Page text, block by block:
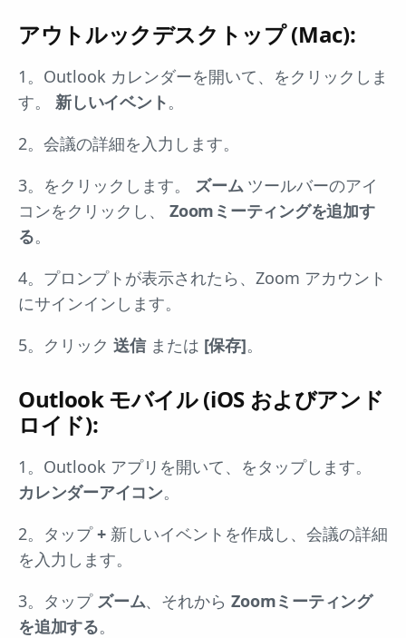
アウトルックデスクトップ (Mac):
1。Outlook カレンダーを開いて、をクリックしま
す。 新しいイベント。
2。会議の詳細を入力します。
3。をクリックします。 ズームツールバーのアイ
コンをクリックし、 Zoomミーティングを追加す
る。
4。プロンプトが表示されたら、Zoom アカウント
にサインインします。
5。クリック 送信または [保存]。
Outlook モバイル (iOS およびアンド
ロイド):
1。Outlook アプリを開いて、をタップします。
カレンダーアイコン。
2。タップ+新しいイベントを作成し、会議の詳細
を入力します。
3。タップ ズーム、それからZoomミーティング
を追加する。